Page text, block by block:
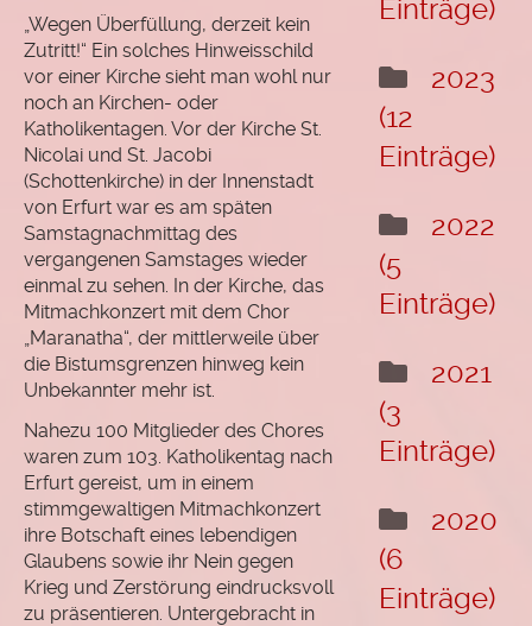
Chormitglieder
Als Chormitglied
registrieren
Login Mitgliederbereich
Passwort vergessen
„Wegen Überfüllung, derzeit kein
Zutritt!“ Ein solches Hinweisschild
vor einer Kirche sieht man wohl nur
noch an Kirchen- oder
Katholikentagen. Vor der Kirche St.
Nicolai und St. Jacobi
(Schottenkirche) in der Innenstadt
von Erfurt war es am späten
Samstagnachmittag des
vergangenen Samstages wieder
einmal zu sehen. In der Kirche, das
Mitmachkonzert mit dem Chor
„Maranatha“, der mittlerweile über
die Bistumsgrenzen hinweg kein
Unbekannter mehr ist.
Nahezu 100 Mitglieder des Chores
waren zum 103. Katholikentag nach
Erfurt gereist, um in einem
stimmgewaltigen Mitmachkonzert
ihre Botschaft eines lebendigen
Glaubens sowie ihr Nein gegen
Krieg und Zerstörung eindrucksvoll
zu präsentieren. Untergebracht in
Einträge)
2023
(12
Einträge)
2022
(5
Einträge)
2021
(3
Einträge)
2020
(6
Einträge)